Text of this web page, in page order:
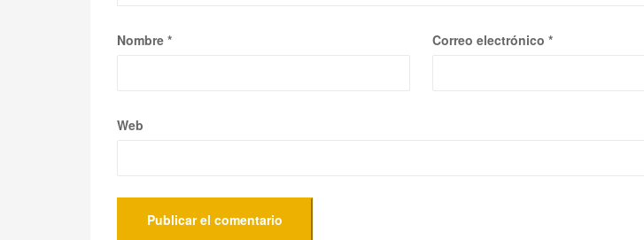
Nombre * Correo electrónico*
Web